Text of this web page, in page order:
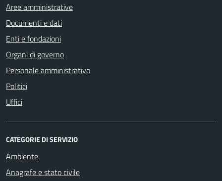
Aree amministrative
Documenti e dati
Enti e fondazioni
Organi di governo
Personale amministrativo
Politici
Uffici
CATEGORIE DI SERVIZIO
Ambiente
Anagrafe e stato civile